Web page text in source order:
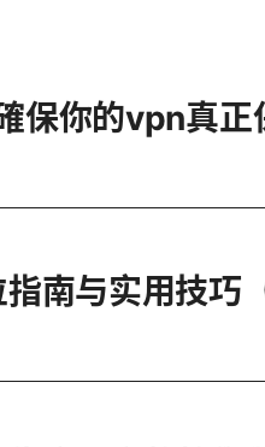
保你的vpn真正
南与实用技巧